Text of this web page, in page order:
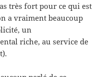
très fort pour ce qui est
a vraiment beaucoup
un
riche, au service de